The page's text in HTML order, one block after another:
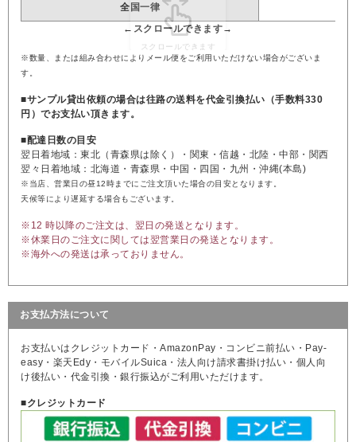
全国一律
※数量、または組み合わせによりメール便をご利用いただけない場合がございま
す。
■サンプル貸出依頼の場合は往路の送料を代金引換払い（手数料330
円）でお支払い頂きます。
■配達日数の目安
翌日着地域：東北（青森県は除く）・関東・信越・北陸・中部・関西
翌々日着地域：北海道・青森県・中国・四国・九州・沖縄(本島)
※当店、営業日の昼12時までにご注文頂いた場合の目安となります。
天候等により遅延する場合もございます。
※12 時以降のご注文は、翌日の発送となります。
※休業日のご注文に関しては翌営業日の発送となります。
※海外への発送は承っておりません。
お支払方法について
お支払いはクレジットカード・AmazonPay・コンビニ前払い・Pay-
easy・楽天Edy・モバイルSuica・法人向け請求書掛け払い・個人向
け後払い・代金引換・銀行振込がご利用いただけます。
■クレジットカード